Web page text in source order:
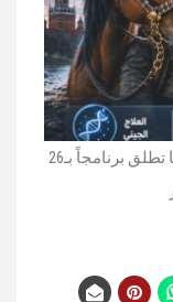
بوتين يراهن على هزيمة الشيخوخة.. روسيا تطلق برنامجاً بـ26